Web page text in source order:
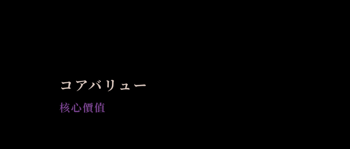
コアバリュー
核心價值